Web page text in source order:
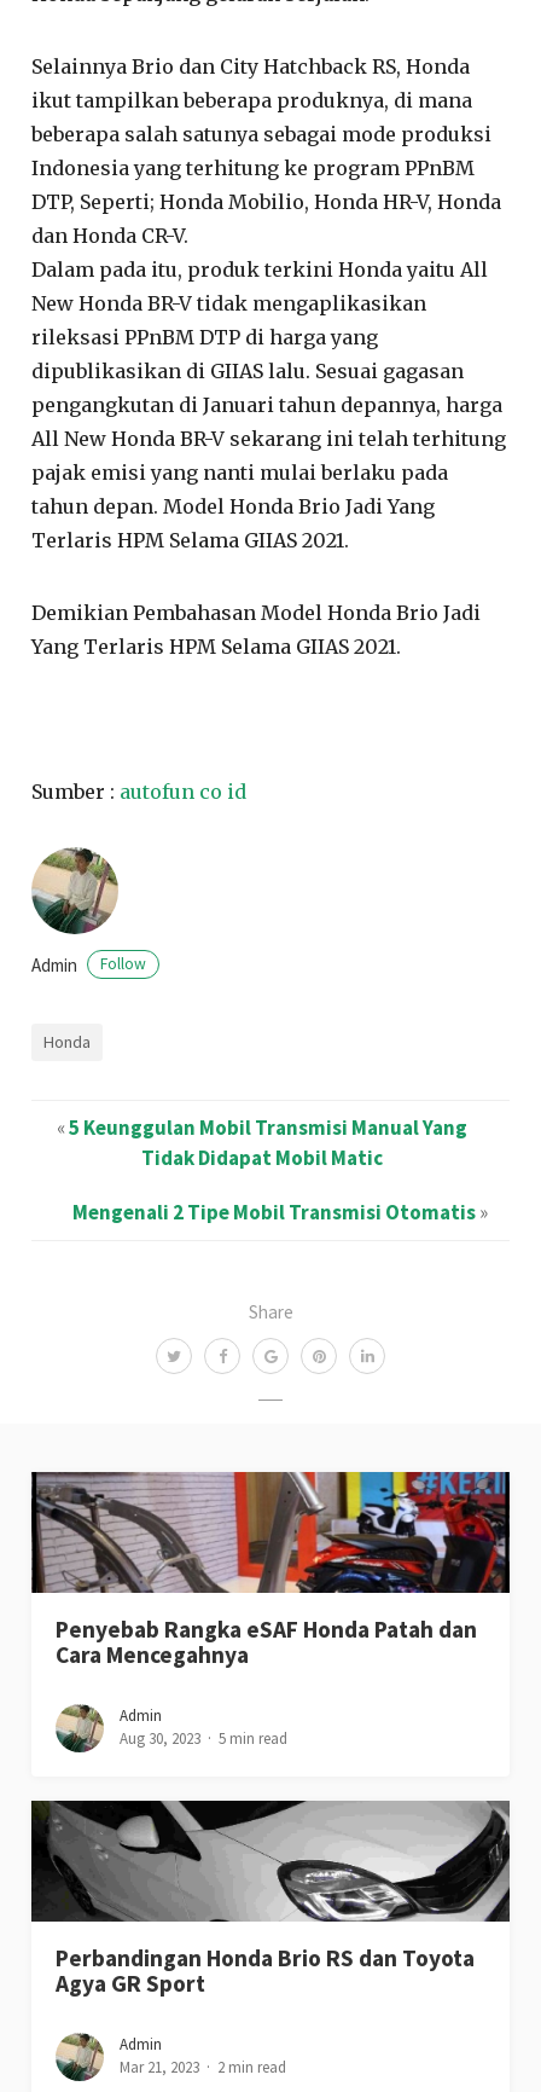
Share
Selainnya Brio dan City Hatchback RS, Honda
ikut tampilkan beberapa produknya, di mana
beberapa salah satunya sebagai mode produksi
Indonesia yang terhitung ke program PPnBM
DTP, Seperti; Honda Mobilio, Honda HR-V, Honda
dan Honda CR-V.
Dalam pada itu, produk terkini Honda yaitu All
New Honda BR-V tidak mengaplikasikan
rileksasi PPnBM DTP di harga yang
dipublikasikan di GIIAS lalu. Sesuai gagasan
pengangkutan di Januari tahun depannya, harga
All New Honda BR-V sekarang ini telah terhitung
pajak emisi yang nanti mulai berlaku pada
tahun depan. Model Honda Brio Jadi Yang
Terlaris HPM Selama GIIAS 2021.
Demikian Pembahasan Model Honda Brio Jadi
Yang Terlaris HPM Selama GIIAS 2021.
Sumber : autofun co id
Admin Follow
Honda
«5 Keunggulan Mobil Transmisi Manual Yang
Tidak Didapat Mobil Matic
Mengenali 2 Tipe Mobil Transmisi Otomatis»
Penyebab Rangka eSAF Honda Patah dan
Cara Mencegahnya
Admin
Aug 30, 2023
5 min read
Perbandingan Honda Brio RS dan Toyota
Agya GR Sport
Admin
Mar 21, 2023
2 min read